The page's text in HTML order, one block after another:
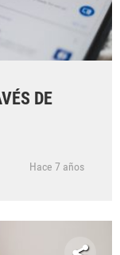
DE
Hace 7 años